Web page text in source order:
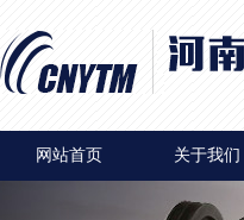
网站首页 关于我们